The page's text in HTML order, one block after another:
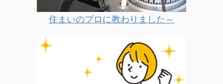
住まいのプロに教わりました～